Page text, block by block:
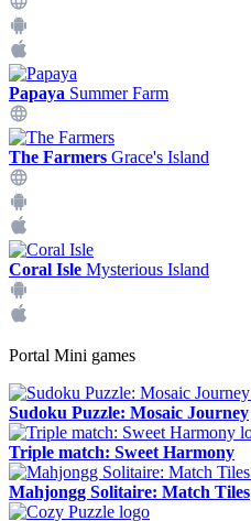
Papaya Summer Farm
The Farmers Grace's Island
Coral Isle Mysterious Island
Portal Mini games
Sudoku Puzzle: Mosaic Journey
Triple match: Sweet Harmony
Mahjongg Solitaire: Match Tiles